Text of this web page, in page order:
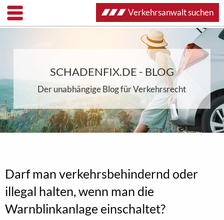
SCHADENFIX.DE - BLOG
Der unabhängige Blog für Verkehrsrecht
Darf man verkehrsbehindernd oder
illegal halten, wenn man die
Warnblinkanlage einschaltet?
Verkehrsanwalt suchen